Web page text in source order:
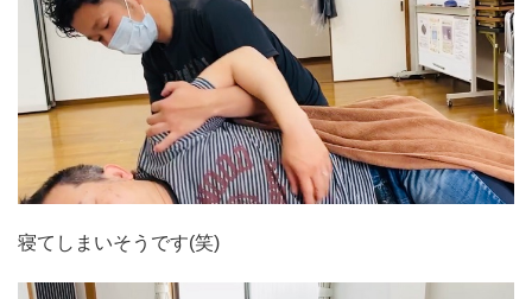
寝てしまいそうです(笑)